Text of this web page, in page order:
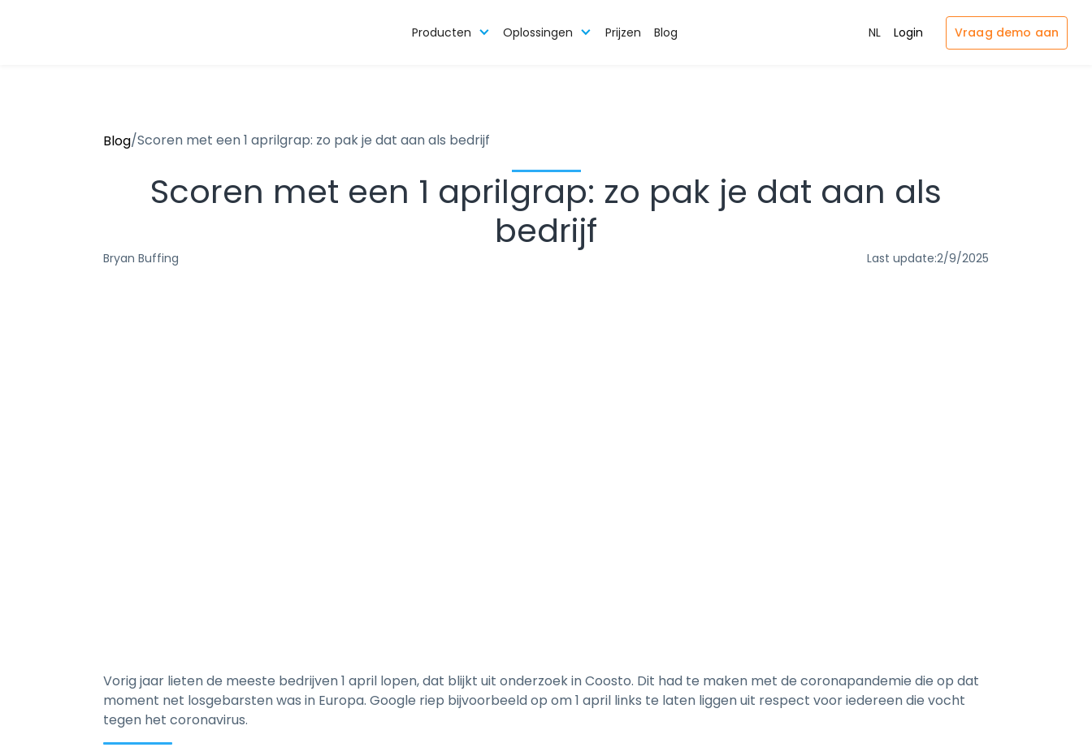
Producten Oplossingen Prijzen Blog NL Login Vraag demo aan
Blog/Scoren met een 1 aprilgrap: zo pak je dat aan als bedrijf
Scoren met een 1 aprilgrap: zo pak je dat aan als
bedrijf
Bryan Buffing Last update:2/9/2025
Vorig jaar lieten de meeste bedrijven 1 april lopen, dat blijkt uit onderzoek in Coosto. Dit had te maken met de coronapandemie die op dat
moment net losgebarsten was in Europa. Google riep bijvoorbeeld op om 1 april links te laten liggen uit respect voor iedereen die vocht
tegen het coronavirus.